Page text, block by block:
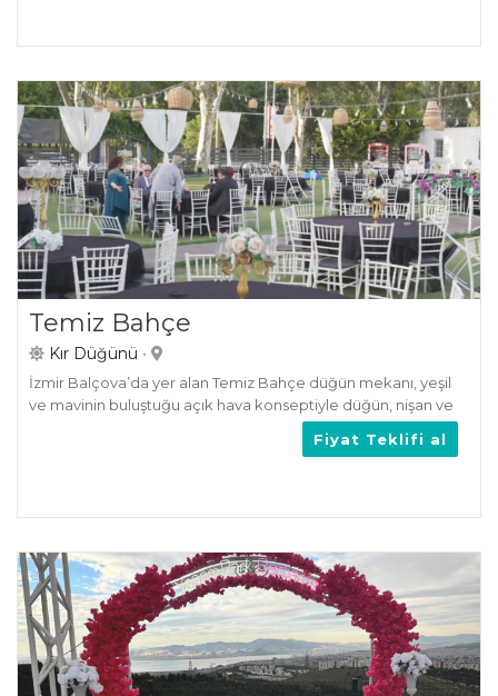
Temiz Bahçe
Kır Düğünü •
İzmir Balçova’da yer alan Temiz Bahçe düğün mekanı, yeşil
ve mavinin buluştuğu açık hava konseptiyle düğün, nişan ve
kına organizasyonlarınız için ideal bir tercih oluyor.
Fiyat Teklifi al